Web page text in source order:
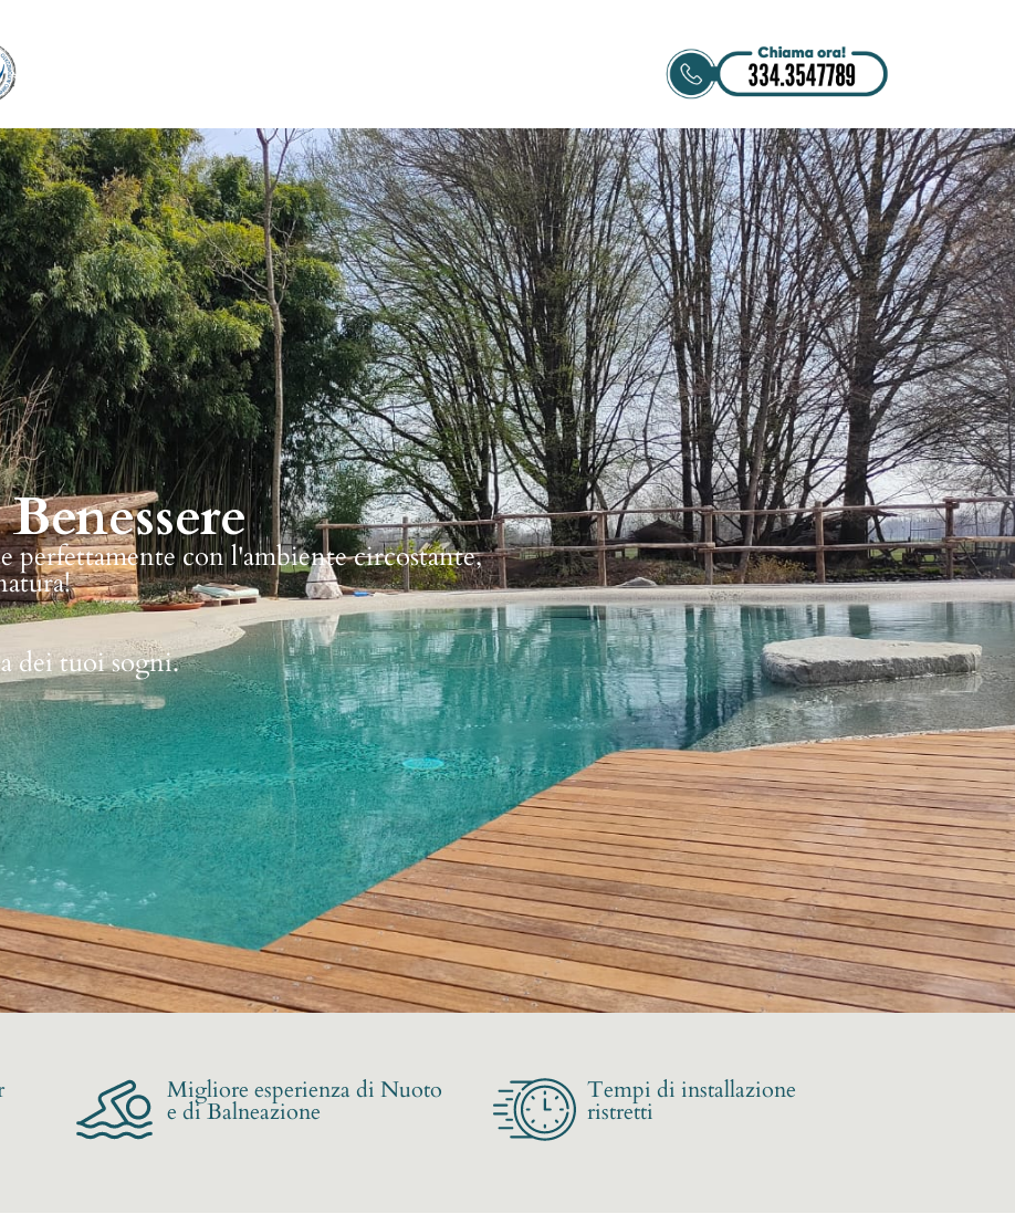
perfettamente con l'ambiente circostante,
dei tuoi sogni.
Migliore esperienza di Nuoto
e di Balneazione
Tempi di installazione
ristretti